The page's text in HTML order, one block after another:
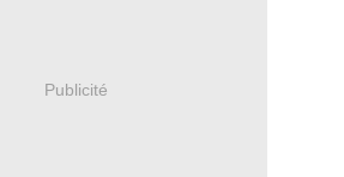
Publicité